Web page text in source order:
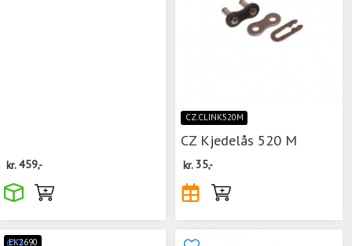
kr.459,-
CZ.CLINK520M
CZ Kjedelås 520 M
kr. 35,-
EK2690